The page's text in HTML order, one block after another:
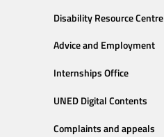
Disability Resource Centre
Advice and Employment
Internships Office
UNED Digital Contents
Complaints and appeals